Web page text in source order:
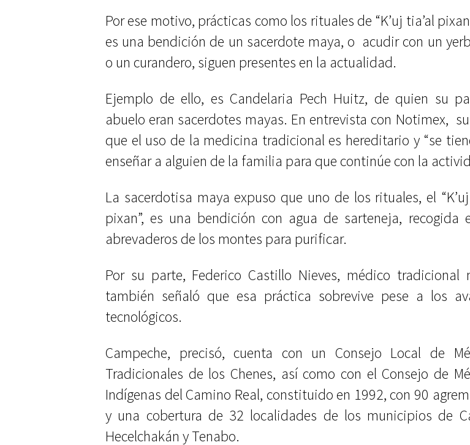
Por ese motivo, prácticas como los rituales de “K’uj tia’al
es una bendición de un sacerdote maya, o acudir con un
o un curandero, siguen presentes en la actualidad.
Ejemplo de ello, es Candelaria Pech Huitz, de quien su
abuelo eran sacerdotes mayas. En entrevista con Notimex,
que el uso de la medicina tradicional es hereditario y “se
enseñar a alguien de la familia para que continúe con la
La sacerdotisa maya expuso que uno de los rituales, el
pixan”, es una bendición con agua de sarteneja, recogida
abrevaderos de los montes para purificar.
Por su parte, Federico Castillo Nieves, médico tradicional
también señaló que esa práctica sobrevive pese a los
tecnológicos.
Campeche, precisó, cuenta con un Consejo Local de
Tradicionales de los Chenes, así como con el Consejo de
Indígenas del Camino Real, constituido en 1992, con 90
y una cobertura de 32 localidades de los municipios de
Hecelchakán y Tenabo.